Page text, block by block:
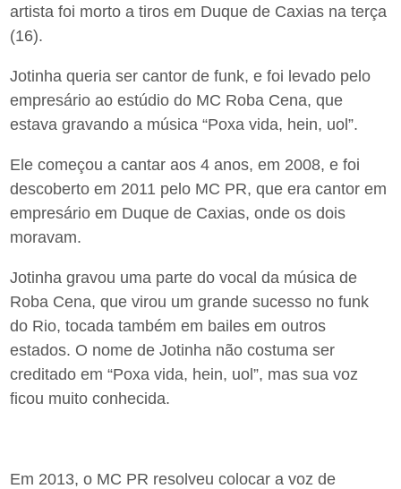
artista foi morto a tiros em Duque de Caxias na terça
(16).
Jotinha queria ser cantor de funk, e foi levado pelo
empresário ao estúdio do MC Roba Cena, que
estava gravando a música “Poxa vida, hein, uol”.
Ele começou a cantar aos 4 anos, em 2008, e foi
descoberto em 2011 pelo MC PR, que era cantor em
empresário em Duque de Caxias, onde os dois
moravam.
Jotinha gravou uma parte do vocal da música de
Roba Cena, que virou um grande sucesso no funk
do Rio, tocada também em bailes em outros
estados. O nome de Jotinha não costuma ser
creditado em “Poxa vida, hein, uol”, mas sua voz
ficou muito conhecida.
Em 2013, o MC PR resolveu colocar a voz de